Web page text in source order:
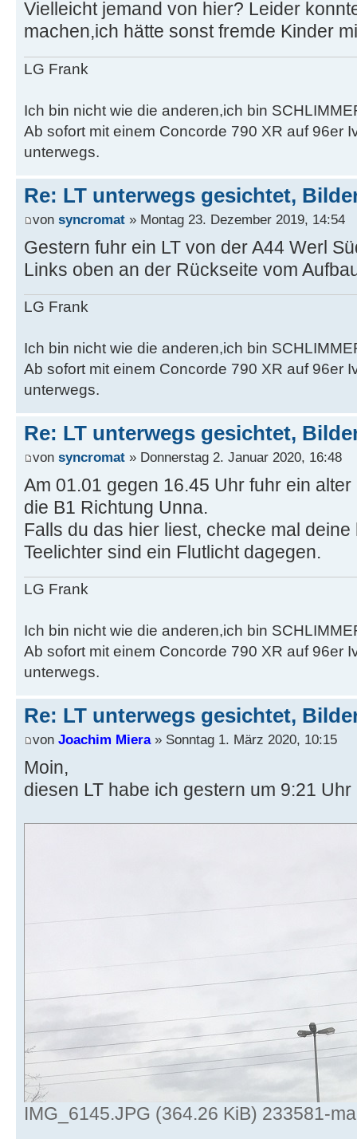
Vielleicht jemand von hier? Leider
machen,ich hätte sonst fremde Kinder
LG Frank
Ich bin nicht wie die anderen,ich bin
Ab sofort mit einem Concorde 790 XR auf 96er
unterwegs.
Re: LT unterwegs gesichtet,
von syncromat » Montag 23. Dezember 2019, 14:54
Gestern fuhr ein LT von der A44 Werl
Links oben an der Rückseite vom
LG Frank
Ich bin nicht wie die anderen,ich bin
Ab sofort mit einem Concorde 790 XR auf 96er
unterwegs.
Re: LT unterwegs gesichtet,
von syncromat » Donnerstag 2. Januar 2020, 16:48
Am 01.01 gegen 16.45 Uhr fuhr ein
die B1 Richtung Unna.
Falls du das hier liest, checke mal
Teelichter sind ein Flutlicht dagegen.
LG Frank
Ich bin nicht wie die anderen,ich bin
Ab sofort mit einem Concorde 790 XR auf 96er
unterwegs.
Re: LT unterwegs gesichtet,
von Joachim Miera» Sonntag 1. März 2020, 10:15
Moin,
diesen LT habe ich gestern um 9:21
IMG_6145.JPG (364.26 KiB) 233581-